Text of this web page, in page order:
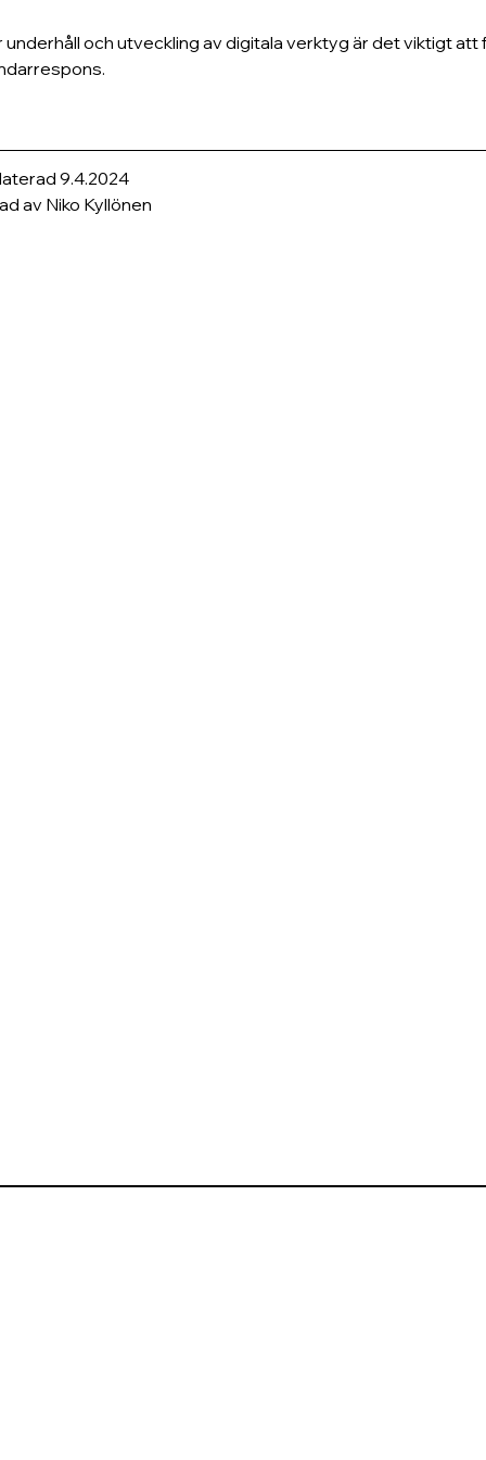
underhåll och utveckling av digitala verktyg är det viktigt
9.4.2024
av Niko Kyllönen